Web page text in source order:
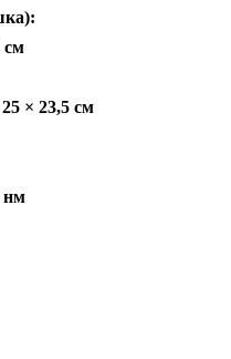
см
× 23,5 см
нм